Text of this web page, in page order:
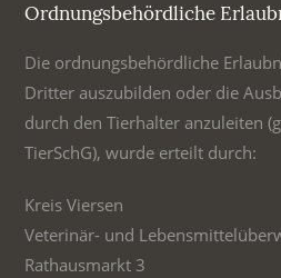
Ordnungsbehördliche
Die ordnungsbehördliche
Dritter auszubilden oder die
durch den Tierhalter anzuleiten
TierSchG), wurde erteilt durch:
Kreis Viersen
Veterinär- und
Rathausmarkt 3